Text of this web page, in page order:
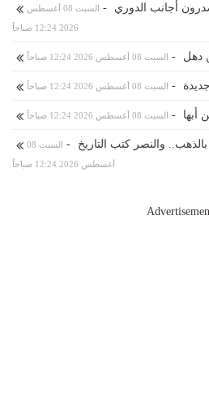
أجانب الدوري -
السبت 08 أغسطس
2026 12:24 صباحاً
دهل - السبت 08 أغسطس 2026 12:24 صباحاً
- السبت 08 أغسطس 2026 12:24 صباحاً
أبها - السبت 08 أغسطس 2026 12:24 صباحاً
والنصر كتب التاريخ -
السبت 08
أغسطس 2026 12:24 صباحاً